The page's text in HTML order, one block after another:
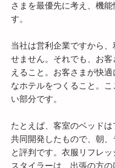
さまを最優先に考え、機能
す。
当社は営利企業ですから
せません。それでも、お
えること。お客さまが快
なホテルをつくること。
い部分です。
たとえば、客室のベッドは
共同開発したもので、朝、
と評判です。衣服リフレ
スタイラーは、出張の方